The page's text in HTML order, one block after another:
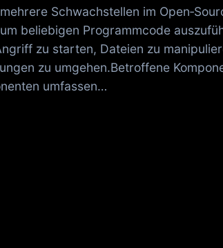
Schwachstellen im
beliebigen Programmcode
zu starten, Dateien zu
zu umgehen.Betroffene
umfassen…